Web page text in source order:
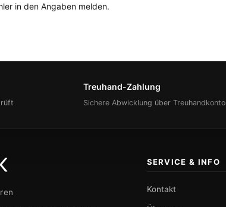
in den Angaben melden.
Treuhand-Zahlung
Sichere Abwicklung über Treuhandkonto
SERVICE & INFO
Kontakt